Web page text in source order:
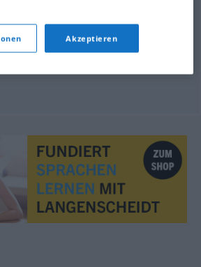
Akzeptieren